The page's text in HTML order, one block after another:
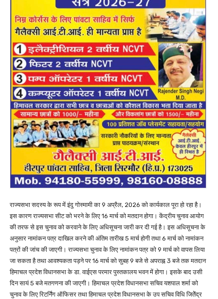
राज्यसभा सदस्य के रूप में इंदु गोस्मामी का 9 अप्रैल, 2026 को कार्यकाल पूरा हो रहा है।
इस कारण राज्यसभा सीट को भरने के लिए 16 मार्च को मतदान होगा। केंद्रीय चुनाव आयोग
की तरफ से इस चुनाव को करवाने के लिए अधिसूचना जारी कर दी गई है। इस अधिसूचना के
अनुसार नामांकन पत्र दाखिल करने की अंतिम तारीख 5 मार्च होगी तथा 6 मार्च को नामांकन
पत्रों की जांच की जाएगी। राज्यसभा चुनाव के लिए नामांकन पत्र को 9 मार्च को वापस लिया
जा सकता है तथा आवश्यकता पड़ने पर 16 मार्च को सुबह 9 बजे से अपराह्न 3 बजे तक मतदान
हिमाचल प्रदेश विधानसभा के डा. वाईएस परमार पुस्तकालय भवन में होगा। इसके बाद उसी
दिन सायं 5 बजे मतगणना की जाएगी। हिमाचल प्रदेश विधानसभा सचिव यशपाल शर्मा को
चुनाव के लिए रिटर्निंग ऑफिसर तथा हिमाचल प्रदेश विधानसभा के उप सचिव विधि जितेेंद्र